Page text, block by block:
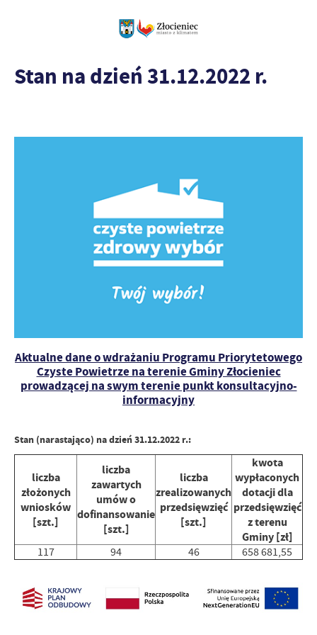
Stan na dzień 31.12.2022 r.
Aktualne dane o wdrażaniu Programu Priorytetowego
Czyste Powietrze na terenie Gminy Złocieniec
prowadzącej na swym terenie punkt konsultacyjno-
informacyjny
Stan (narastająco) na dzień 31.12.2022 r.:
liczba
złożonych
wniosków
[szt.]
liczba
zawartych
umów o
dofinansowanie
[szt.]
liczba
zrealizowanych
przedsięwzięć
[szt.]
kwota
wypłaconych
dotacji dla
przedsięwzięć
z terenu
Gminy [zł]
117 94 46 658 681,55